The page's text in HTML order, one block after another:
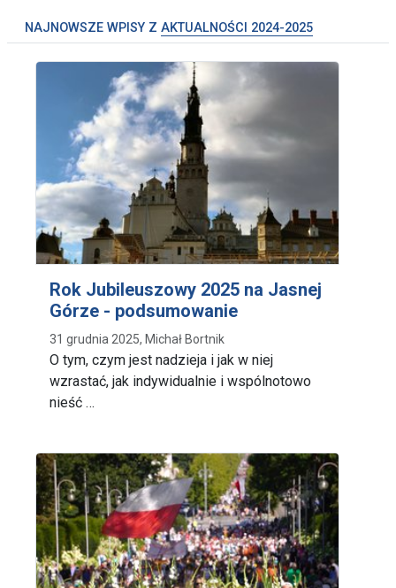
NAJNOWSZE WPISY Z AKTUALNOŚCI 2024-2025
Rok Jubileuszowy 2025 na Jasnej
Górze - podsumowanie
31 grudnia 2025, Michał Bortnik
O tym, czym jest nadzieja i jak w niej
wzrastać, jak indywidualnie i wspólnotowo
nieść …